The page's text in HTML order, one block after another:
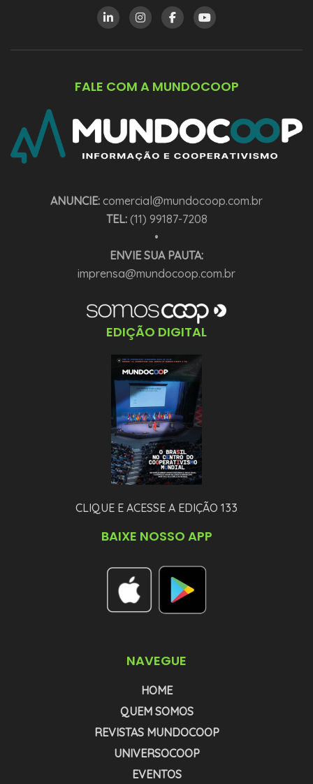
FALE COM A MUNDOCOOP
ANUNCIE: comercial@mundocoop.com.br
TEL:(11) 99187-7208
•
ENVIE SUA PAUTA:
imprensa@mundocoop.com.br
EDIÇÃO DIGITAL
CLIQUE E ACESSE A EDIÇÃO 133
BAIXE NOSSO APP
NAVEGUE
HOME
QUEM SOMOS
REVISTAS MUNDOCOOP
UNIVERSOCOOP
EVENTOS